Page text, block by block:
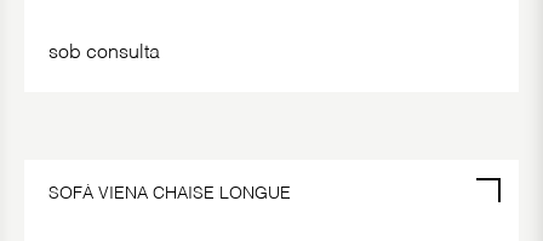
sob consulta
SOFÁ VIENA CHAISE LONGUE